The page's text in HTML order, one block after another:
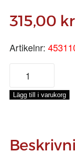
315,00 kr
Artikelnr:
MM
mängd
Lägg till i varukorg